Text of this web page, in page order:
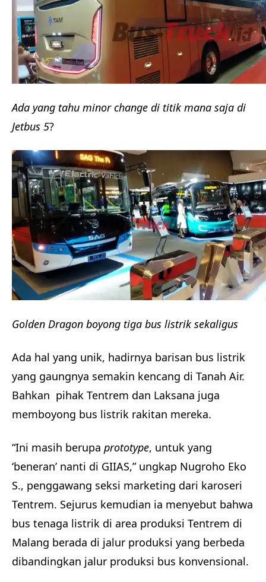
Ada yang tahu minor change di titik mana saja di
Jetbus 5?
Golden Dragon boyong tiga bus listrik sekaligus
Ada hal yang unik, hadirnya barisan bus listrik
yang gaungnya semakin kencang di Tanah Air.
Bahkan pihak Tentrem dan Laksana juga
memboyong bus listrik rakitan mereka.
“Ini masih berupa prototype, untuk yang
‘beneran’ nanti di GIIAS,” ungkap Nugroho Eko
S., penggawang seksi marketing dari karoseri
Tentrem. Sejurus kemudian ia menyebut bahwa
bus tenaga listrik di area produksi Tentrem di
Malang berada di jalur produksi yang berbeda
dibandingkan jalur produksi bus konvensional.